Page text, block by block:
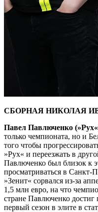
СБОРНАЯ НИКОЛАЯ
Павел Павлюченко
только чемпионата, но и
того чтобы
»Рух« и переезжать в
Павлюченко был близок к
просматриваться в Санкт-
»Зенит« сорвался из-за
1,5 млн евро, на что
стране Павлюченко достиг
первый сезон в элите в